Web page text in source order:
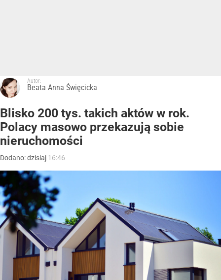
Autor:
Beata Anna Święcicka
Blisko 200 tys. takich aktów w rok.
Polacy masowo przekazują sobie
nieruchomości
Dodano:dzisiaj 16:46